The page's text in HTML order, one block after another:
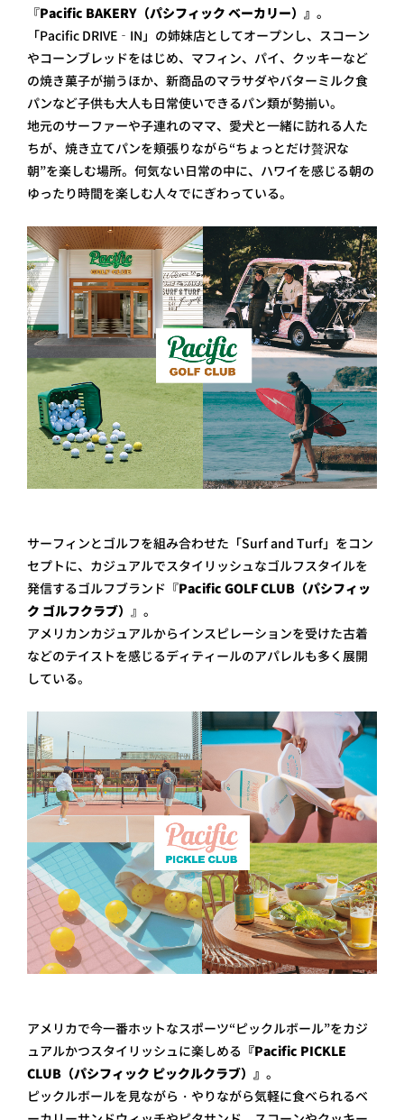
『Pacific BAKERY（パシフィック ベーカリー）』 。
「Pacific DRIVE‑IN」の姉妹店としてオープンし、スコーン
やコーンブレッドをはじめ、マフィン、パイ、クッキーなど
の焼き菓子が揃うほか、新商品のマラサダやバターミルク食
パンなど子供も大人も日常使いできるパン類が勢揃い。
地元のサーファーや子連れのママ、愛犬と一緒に訪れる人た
ちが、焼き立てパンを頬張りながら“ちょっとだけ贅沢な
朝”を楽しむ場所。何気ない日常の中に、ハワイを感じる朝の
ゆったり時間を楽しむ人々でにぎわっている。
サーフィンとゴルフを組み合わせた「Surf and Turf」をコン
セプトに、カジュアルでスタイリッシュなゴルフスタイルを
発信するゴルフブランド『Pacific GOLF CLUB（パシフィッ
ク ゴルフクラブ） 』。
アメリカンカジュアルからインスピレーションを受けた古着
などのテイストを感じるディティールのアパレルも多く展開
している。
アメリカで今一番ホットなスポーツ“ピックルボール”をカジ
ュアルかつスタイリッシュに楽しめる 『Pacific PICKLE
CLUB（パシフィック ピックルクラブ）』 。
ピックルボールを見ながら・やりながら気軽に食べられるベ